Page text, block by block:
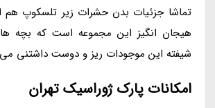
تماشا جزئیات بدن حشرات زیر تلسکوپ هم
هیجان انگیز این مجموعه است که بچه ها
شیفته این موجودات ریز و دوست داشتنی می
امکانات پارک ژوراسیک تهران